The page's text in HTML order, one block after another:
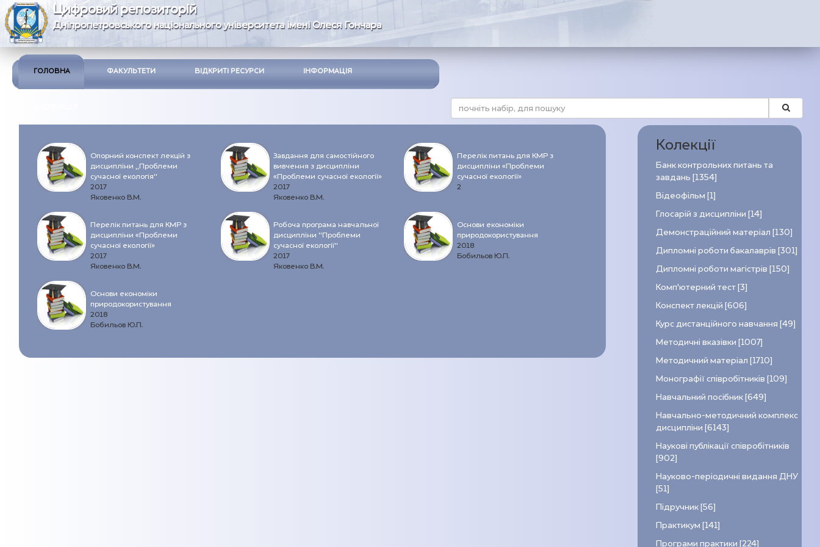
Цифровий репозиторій
Дніпропетровського національного університета імені Олеся Гончара
ГОЛОВНА ФАКУЛЬТЕТИ ВІДКРИТІ РЕСУРСИ ІНФОРМАЦІЯ
Опорний конспект лекцій з
дисципліни „Проблеми
сучасної екологія"
2017
Яковенко В.М.
Завдання для самостійного
вивчення з дисципліни
«Проблеми сучасної екології»
2017
Яковенко В.М.
Перелік питань для КМР з
дисципліни «Проблеми
сучасної екології»
2
Перелік питань для КМР з
дисципліни «Проблеми
сучасної екології»
2017
Яковенко В.М.
Робоча програма навчальної
дисципліни "Проблеми
сучасної екології"
2017
Яковенко В.М.
Основи економіки
природокористування
2018
Бобильов Ю.П.
Основи економіки
природокористування
2018
Бобильов Ю.П.
Колекції
Банк контрольних питань та
завдань [1354]
Відеофільм [1]
Глосарій з дисципліни [14]
Демонстраційний матеріал [130]
Дипломні роботи бакалаврів [301]
Дипломні роботи магістрів [150]
Комп’ютерний тест [3]
Конспект лекцій [606]
Курс дистанційного навчання [49]
Методичні вказівки [1007]
Методичний матеріал [1710]
Монографії співробітників [109]
Навчальний посібник [649]
Навчально-методичний комплекс
дисципліни [6143]
Наукові публікації співробітників
[902]
Науково-періодичні видання ДНУ
[51]
Підручник [56]
Практикум [141]
Програми практики [224]